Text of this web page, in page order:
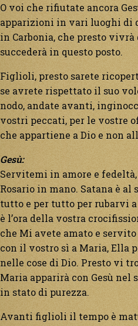
O voi che rifiutate ancora
apparizioni in vari luoghi di
in Carbonia, che presto
succederà in questo posto.
Figlioli, presto sarete
se avrete rispettato il suo
nodo, andate avanti,
vostri peccati, per le vostre
che appartiene a Dio e non
Gesù:
Servitemi in amore e
Rosario in mano. Satana è
tutto e per tutto per rubarvi a
è l’ora della vostra
che Mi avete amato e
con il vostro sì a Maria, Ella
nelle cose di Dio. Presto vi
Maria apparirà con Gesù nel
in stato di purezza.
Avanti figlioli il tempo è